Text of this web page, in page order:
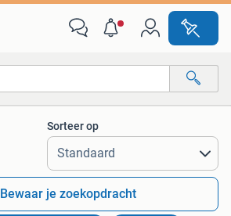
Alle afstanden…
Sorteer op
Bewaar je zoekopdracht